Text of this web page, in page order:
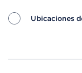
Ubicaciones